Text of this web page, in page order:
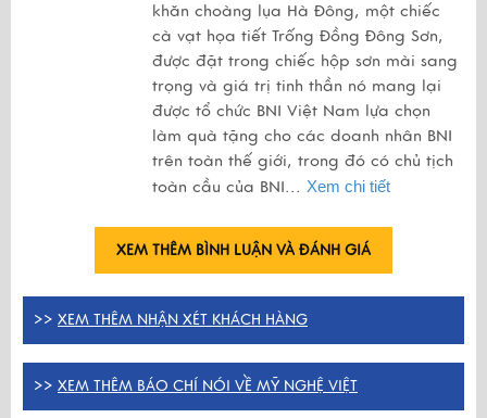
khăn choàng lụa Hà Đông, một chiếc
cà vạt họa tiết Trống Đồng Đông Sơn,
được đặt trong chiếc hộp sơn mài sang
trọng và giá trị tinh thần nó mang lại
được tổ chức BNI Việt Nam lựa chọn
làm quà tặng cho các doanh nhân BNI
trên toàn thế giới, trong đó có chủ tịch
toàn cầu của BNI... Xem chi tiết
XEM THÊM BÌNH LUẬN VÀ ĐÁNH GIÁ
>> XEM THÊM NHẬN XÉT KHÁCH HÀNG
>> XEM THÊM BÁO CHÍ NÓI VỀ MỸ NGHỆ VIỆT